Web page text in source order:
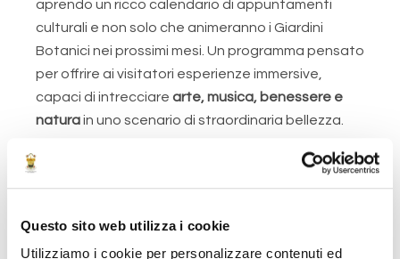
Questo sito web utilizza i cookie
Utilizziamo i cookie per personalizzare contenuti ed
aprendo un ricco calendario di appuntamenti
culturali e non solo che animeranno i Giardini
Botanici nei prossimi mesi. Un programma pensato
per offrire ai visitatori esperienze immersive,
capaci di intrecciare arte, musica, benessere e
naturain uno scenario di straordinaria bellezza.
L’appuntamento è quindi per domenica 12 aprile:
prende il via una nuova stagione di fioriture… e di